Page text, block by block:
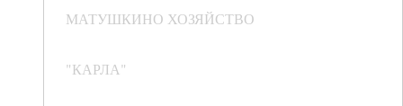
МАТУШКИНО ХОЗЯЙСТВО
"КАРЛА"